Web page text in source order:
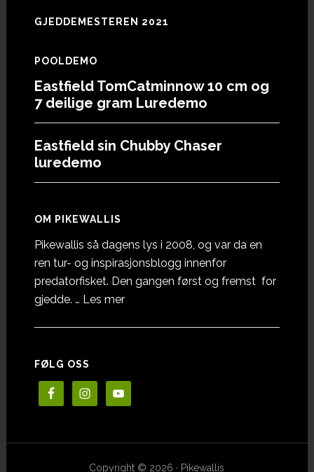
GJEDDEMESTEREN 2021
POOLDEMO
Eastfield TomCatminnow 10 cm og
7 deilige gram Luredemo
Eastfield sin Chubby Chaser
luredemo
OM PIKEWALLIS
Pikewallis så dagens lys i 2008, og var da en
ren tur- og inspirasjonsblogg innenfor
predatorfisket. Den gangen først og fremst for
gjedde. … Les meromOm
FØLG OSS
Copyright © 2026 · Pikewallis